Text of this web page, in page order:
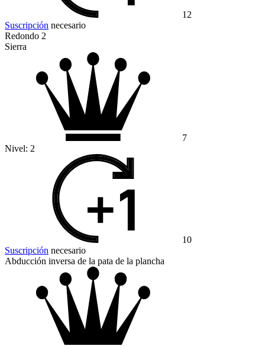
12
Suscripción necesario
Redondo 2
Sierra
7
Nivel: 2
10
Suscripción necesario
Abducción inversa de la pata de la plancha